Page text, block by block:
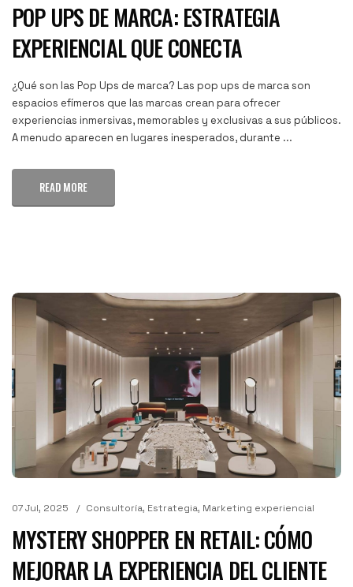
POP UPS DE MARCA: ESTRATEGIA
EXPERIENCIAL QUE CONECTA
¿Qué son las Pop Ups de marca? Las pop ups de marca son
espacios efímeros que las marcas crean para ofrecer
experiencias inmersivas, memorables y exclusivas a sus públicos.
A menudo aparecen en lugares inesperados, durante ...
READ MORE
07 Jul, 2025 Consultoría, Estrategia, Marketing experiencial
MYSTERY SHOPPER EN RETAIL: CÓMO
MEJORAR LA EXPERIENCIA DEL CLIENTE